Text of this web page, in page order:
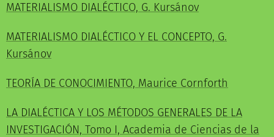
MATERIALISMO DIALÉCTICO, G. Kursánov
MATERIALISMO DIALÉCTICO Y EL CONCEPTO, G.
Kursánov
TEORÍA DE CONOCIMIENTO, Maurice Cornforth
LA DIALÉCTICA Y LOS MÉTODOS GENERALES DE LA
INVESTIGACIÓN, Tomo I, Academia de Ciencias de la